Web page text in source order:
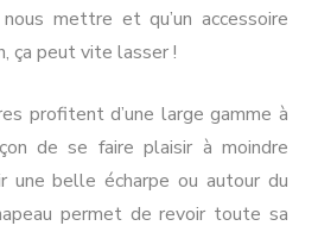
mettre et qu’un accessoire
ça peut vite lasser !
profitent d’une large gamme à
de se faire plaisir à moindre
une belle écharpe ou autour du
permet de revoir toute sa